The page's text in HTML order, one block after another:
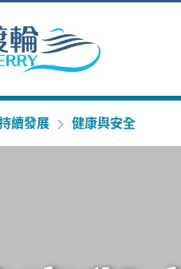
續發展 健康與安全